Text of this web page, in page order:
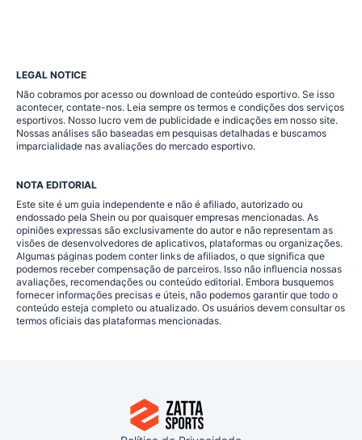
LEGAL NOTICE
Não cobramos por acesso ou download de conteúdo esportivo. Se isso
acontecer, contate-nos. Leia sempre os termos e condições dos serviços
esportivos. Nosso lucro vem de publicidade e indicações em nosso site.
Nossas análises são baseadas em pesquisas detalhadas e buscamos
imparcialidade nas avaliações do mercado esportivo.
NOTA EDITORIAL
Este site é um guia independente e não é afiliado, autorizado ou
endossado pela Shein ou por quaisquer empresas mencionadas. As
opiniões expressas são exclusivamente do autor e não representam as
visões de desenvolvedores de aplicativos, plataformas ou organizações.
Algumas páginas podem conter links de afiliados, o que significa que
podemos receber compensação de parceiros. Isso não influencia nossas
avaliações, recomendações ou conteúdo editorial. Embora busquemos
fornecer informações precisas e úteis, não podemos garantir que todo o
conteúdo esteja completo ou atualizado. Os usuários devem consultar os
termos oficiais das plataformas mencionadas.